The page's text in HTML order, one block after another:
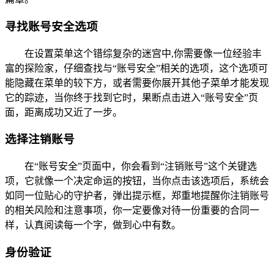
寻找账号安全选项
在设置菜单这个错综复杂的迷宫中,你需要像一位经验丰
富的探险家，仔细查找与“账号安全”相关的选项，这个选项可
能隐藏在菜单的较下方，或者需要你展开其他子菜单才能发现
它的踪迹，当你终于找到它时，果断点击进入“账号安全”页
面，距离成功又近了一步。
选择注销账号
在“账号安全”页面中，你会看到“注销账号”这个关键选
项，它就像一个决定命运的按钮，当你点击该选项后，系统会
如同一位贴心的守护者，弹出提示框，郑重地提醒你注销账号
的相关风险和注意事项，你一定要像对待一份重要的合同一
样，认真阅读每一个字，做到心中有数。
身份验证